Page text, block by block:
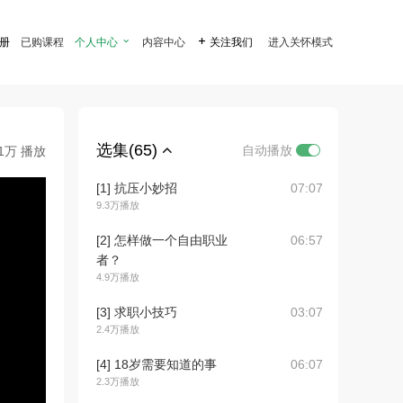
已购课程 个人中心  内容中心  关注我们 进入关怀模式
万 播放 选集(65) 自动播放
[1] 抗压小妙招
9.3万播放
07:07
[2] 怎样做一个自由职业
者？
4.9万播放
06:57
[3] 求职小技巧
2.4万播放
03:07
[4] 18岁需要知道的事
2.3万播放
06:07